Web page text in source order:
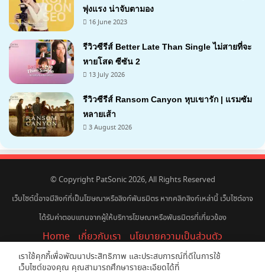
พุ่งแรง น่าจับตามอง
16 June 2023
รีวิวซีรีส์ Better Late Than Single ไม่สายที่จะ
หายโสด ซีซัน 2
13 July 2026
7.1
รีวิวซีรีส์ Ransom Canyon หุบเขารัก | แรมซัม
หลายเส้า
3 August 2026
© Copyright PatSonic 2026, All Rights Reserved
เว็บไซต์นี้อาจมีลิงก์ที่เป็นโฆษณาหรือลิงก์พันธมิตร หากคลิกลิงก์เหล่านี้ เว็บไซต์อาจ
ได้รับค่าตอบแทนจากผู้ให้บริการโฆษณาหรือพันธมิตรที่เกี่ยวข้อง
Home เกี่ยวกับเรา
นโยบายความเป็นส่วนตัว
ลงโฆษณากับแพทโซนิค
เราใช้คุกกี้เพื่อพัฒนาประสิทธิภาพ และประสบการณ์ที่ดีในการใช้
เว็บไซต์ของคุณ คุณสามารถศึกษารายละเอียดได้ที่